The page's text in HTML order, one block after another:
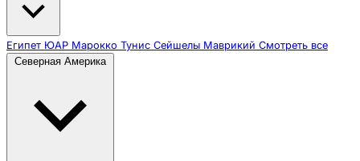
Египет ЮАР Марокко Тунис Сейшелы Маврикий Смотреть все
Северная Америка